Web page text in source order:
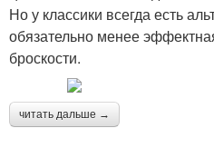
Но у классики всегда есть
обязательно менее
броскости.
читать дальше →